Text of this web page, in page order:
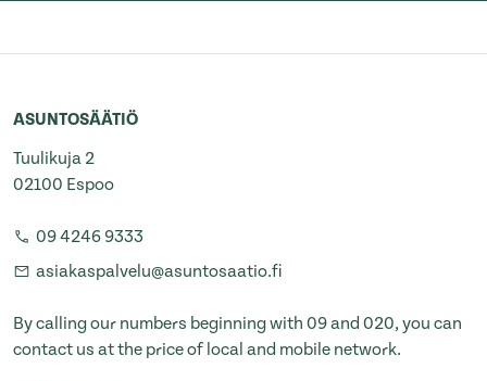
ASUNTOSÄÄTIÖ
Tuulikuja 2
02100 Espoo
09 4246 9333
asiakaspalvelu@asuntosaatio.fi
By calling our numbers beginning with 09 and 020, you can
contact us at the price of local and mobile network.